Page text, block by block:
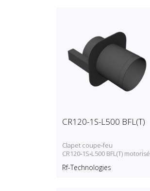
CR120-1S-L500 BFL(T)
Clapet coupe‑feu
CR120‑1S‑L500 BFL(T) motorisé
Rf-Technologies